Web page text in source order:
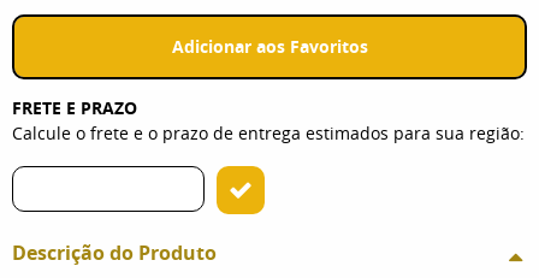
Adicionar aos Favoritos
FRETE E PRAZO
Calcule o frete e o prazo de entrega estimados para sua região:
Descrição do Produto